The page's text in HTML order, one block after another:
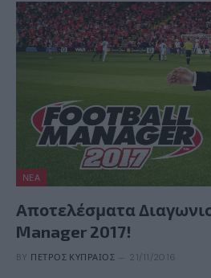
ΝΈΑ
Αποτελέσματα
Manager 2017!
BY ΠΈΤΡΟΣ ΚΥΠΡΑΊΟΣ 21/11/2016